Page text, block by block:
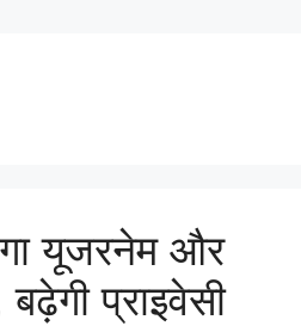
यूजरनेम और
प्राइवेसी